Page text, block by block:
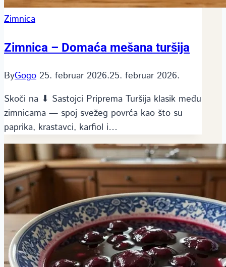
Zimnica
Zimnica – Domaća mešana turšija
ByGogo 25. februar 2026.25. februar 2026.
Skoči na ⬇ Sastojci Priprema Turšija klasik među
zimnicama — spoj svežeg povrća kao što su
paprika, krastavci, karfiol i…